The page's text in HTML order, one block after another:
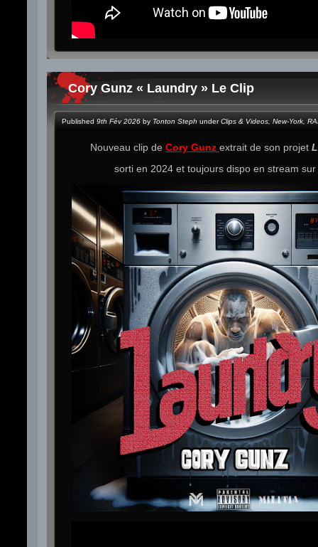
Cory Gunz « Laundry » Le Clip
Published 9th Fév 2026 by Tonton Steph underClips & Videos New-York
Nouveau clip de Cory Gunz extrait de son projet
sorti en 2024 et toujours dispo en stream sur